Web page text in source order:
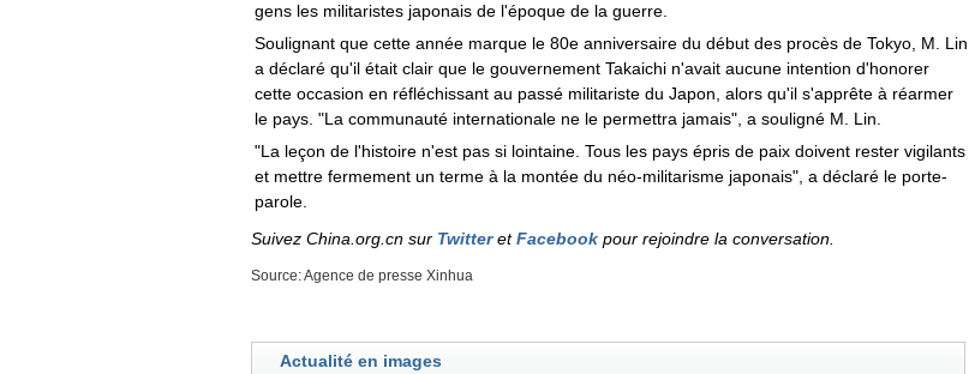
gens les militaristes japonais de l'époque de la guerre.
Soulignant que cette année marque le 80e anniversaire du début des procès de Tokyo, M. Lin
a déclaré qu'il était clair que le gouvernement Takaichi n'avait aucune intention d'honorer
cette occasion en réfléchissant au passé militariste du Japon, alors qu'il s'apprête à réarmer
le pays. "La communauté internationale ne le permettra jamais", a souligné M. Lin.
"La leçon de l'histoire n'est pas si lointaine. Tous les pays épris de paix doivent rester vigilants
et mettre fermement un terme à la montée du néo-militarisme japonais", a déclaré le porte-
parole.
Suivez China.org.cn sur Twitter etFacebook pour rejoindre la conversation.
Source: Agence de presse Xinhua